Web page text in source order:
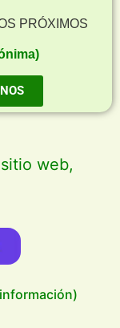
PRÓXIMOS
web,